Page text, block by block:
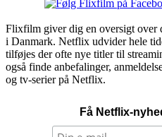
Flixfilm giver dig en oversigt over
i Danmark. Netflix udvider hele
tilføjes der ofte nye titler til
også finde anbefalinger,
og tv-serier på Netflix.
Få Netflix-